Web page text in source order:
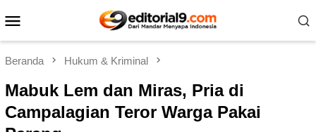
ke
Mobile
Beranda Hukum & Kriminal
Mabuk Lem dan Miras, Pria di
Campalagian Teror Warga Pakai